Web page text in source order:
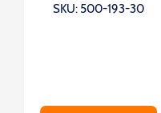
SKU: 500-193-30